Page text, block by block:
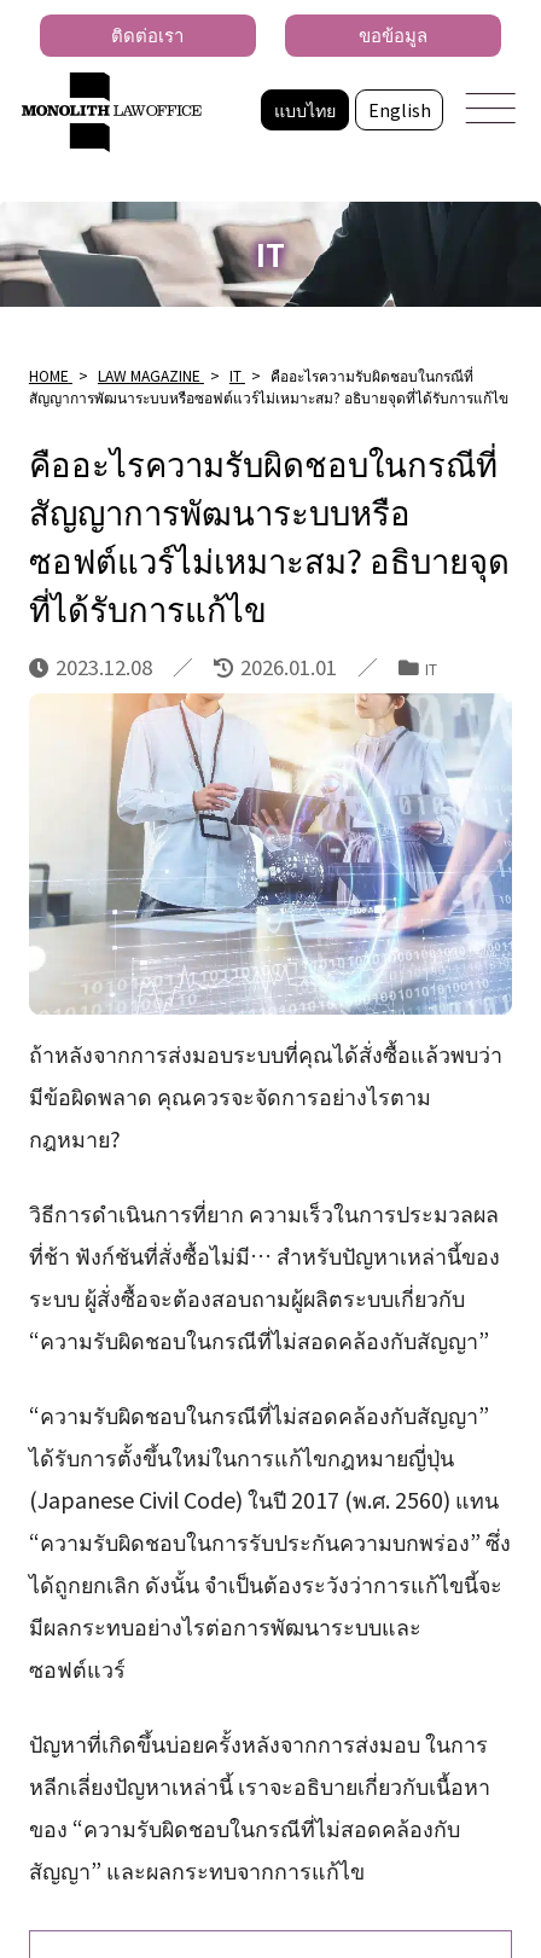
แบบไทย English
ติดต่อเรา ขอข้อมูล
IT
HOME > LAW MAGAZINE > IT > คืออะไรความรับผิดชอบในกรณีที่
สัญญาการพัฒนาระบบหรือซอฟต์แวร์ไม่เหมาะสม? อธิบายจุดที่ได้รับการแก้ไข
คืออะไรความรับผิดชอบในกรณีที่
สัญญาการพัฒนาระบบหรือ
ซอฟต์แวร์ไม่เหมาะสม? อธิบายจุด
ที่ได้รับการแก้ไข
2023.12.08 2026.01.01 IT
ถ้าหลังจากการส่งมอบระบบที่คุณได้สั่งซื้อแล้วพบว่า
มีข้อผิดพลาด คุณควรจะจัดการอย่างไรตาม
กฎหมาย?
วิธีการดำเนินการที่ยาก ความเร็วในการประมวลผล
ที่ช้า ฟังก์ชันที่สั่งซื้อไม่มี… สำหรับปัญหาเหล่านี้ของ
ระบบ ผู้สั่งซื้อจะต้องสอบถามผู้ผลิตระบบเกี่ยวกับ
“ความรับผิดชอบในกรณีที่ไม่สอดคล้องกับสัญญา”
“ความรับผิดชอบในกรณีที่ไม่สอดคล้องกับสัญญา”
ได้รับการตั้งขึ้นใหม่ในการแก้ไขกฎหมายญี่ปุ่น
(Japanese Civil Code) ในปี 2017 (พ.ศ. 2560) แทน
“ความรับผิดชอบในการรับประกันความบกพร่อง” ซึ่ง
ได้ถูกยกเลิก ดังนั้น จำเป็นต้องระวังว่าการแก้ไขนี้จะ
มีผลกระทบอย่างไรต่อการพัฒนาระบบและ
ซอฟต์แวร์
ปัญหาที่เกิดขึ้นบ่อยครั้งหลังจากการส่งมอบ ในการ
หลีกเลี่ยงปัญหาเหล่านี้ เราจะอธิบายเกี่ยวกับเนื้อหา
ของ “ความรับผิดชอบในกรณีที่ไม่สอดคล้องกับ
สัญญา” และผลกระทบจากการแก้ไข